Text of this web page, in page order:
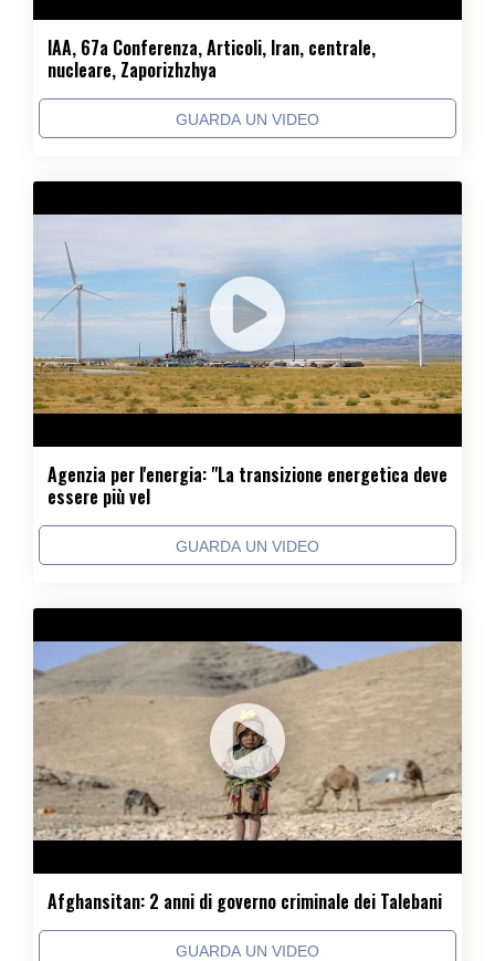
IAA, 67a Conferenza, Articoli, Iran, centrale,
nucleare, Zaporizhzhya
GUARDA UN VIDEO
Agenzia per l'energia: "La transizione energetica deve
essere più vel
GUARDA UN VIDEO
Afghansitan: 2 anni di governo criminale dei Talebani
GUARDA UN VIDEO